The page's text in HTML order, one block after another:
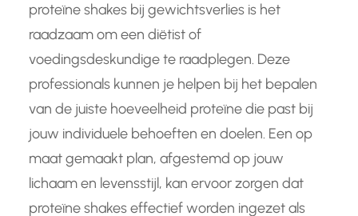
proteïne shakes bij gewichtsverlies is het
raadzaam om een diëtist of
voedingsdeskundige te raadplegen. Deze
professionals kunnen je helpen bij het bepalen
van de juiste hoeveelheid proteïne die past bij
jouw individuele behoeften en doelen. Een op
maat gemaakt plan, afgestemd op jouw
lichaam en levensstijl, kan ervoor zorgen dat
proteïne shakes effectief worden ingezet als